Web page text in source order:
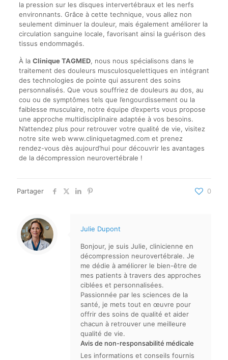
la pression sur les disques intervertébraux et les nerfs
environnants. Grâce à cette technique, vous allez non
seulement diminuer la douleur, mais également améliorer la
circulation sanguine locale, favorisant ainsi la guérison des
tissus endommagés.
À la Clinique TAGMED, nous nous spécialisons dans le
traitement des douleurs musculosquelettiques en intégrant
des technologies de pointe qui assurent des soins
personnalisés. Que vous souffriez de douleurs au dos, au
cou ou de symptômes tels que l’engourdissement ou la
faiblesse musculaire, notre équipe d’experts vous propose
une approche multidisciplinaire adaptée à vos besoins.
N’attendez plus pour retrouver votre qualité de vie, visitez
notre site web www.cliniquetagmed.com et prenez
rendez-vous dès aujourd’hui pour découvrir les avantages
de la décompression neurovertébrale !
Partager 0
Julie Dupont
Bonjour, je suis Julie, clinicienne en
décompression neurovertébrale. Je
me dédie à améliorer le bien-être de
mes patients à travers des approches
ciblées et personnalisées.
Passionnée par les sciences de la
santé, je mets tout en œuvre pour
offrir des soins de qualité et aider
chacun à retrouver une meilleure
qualité de vie.
Avis de non-responsabilité médicale
Les informations et conseils fournis